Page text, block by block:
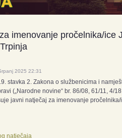
imenovanje pročelnika/ice
2025 22:31
stavka 2. Zakona o službenicima i
(„Narodne novine“ br. 86/08, 61/11, 4/
javni natječaj za imenovanje
natječaja